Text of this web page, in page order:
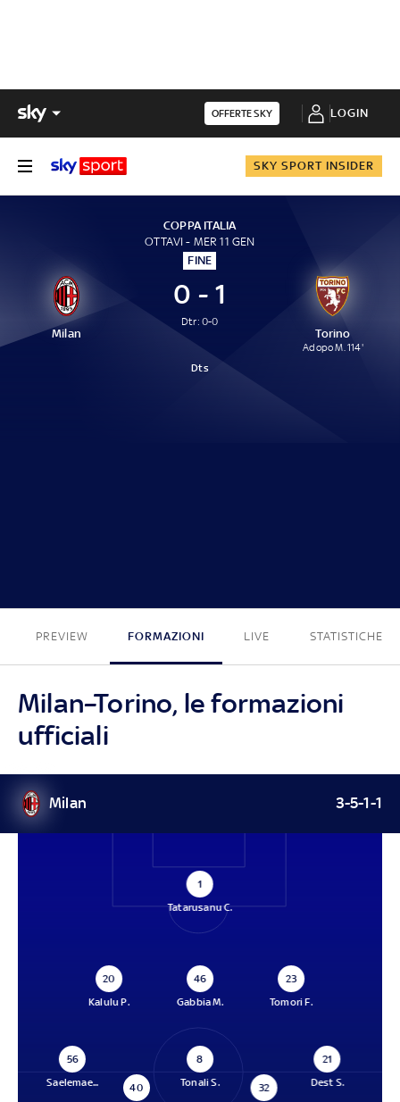
OFFERTE SKY LOGIN
SKY SPORT INSIDER
COPPA ITALIA
OTTAVI - MER 11 GEN
FINE
Milan
0 - 1
Dtr: 0-0
Torino
Adopo M. 114'
Dts
PREVIEW FORMAZIONI LIVE STATISTICHE
Milan–Torino, le formazioni
ufficiali
Milan 3-5-1-1
1
Tatarusanu C.
20
Kalulu P.
46
Gabbia M.
23
Tomori F.
56
Saelemae...
40
8
Tonali S.
32
21
Dest S.